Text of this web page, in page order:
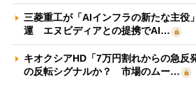
三菱重工が「AIインフラの新たな主役
運 エヌビディアとの提携でAI…
キオクシアHD「7万円割れからの急反
の反転シグナルか？ 市場のムー…